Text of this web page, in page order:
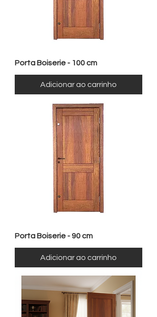
Porta Boiserie - 100 cm
Adicionar ao carrinho
Porta Boiserie - 90 cm
Adicionar ao carrinho